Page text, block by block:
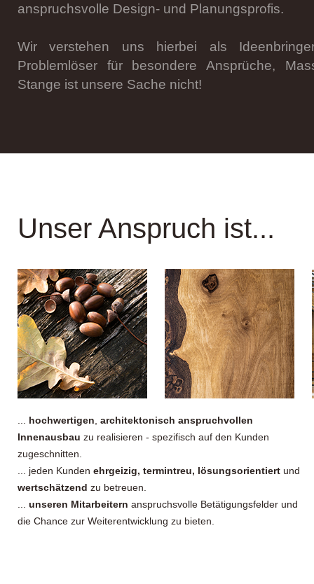
anspruchsvolle Design- und Planungsprofis.
Wir verstehen uns hierbei als
Problemlöser für besondere Ansprüche,
Stange ist unsere Sache nicht!
Unser Anspruch ist...
... hochwertigen, architektonisch anspruchvollen
Innenausbau zu realisieren - spezifisch auf den Kunden
zugeschnitten.
... jeden Kunden ehrgeizig, termintreu, lösungsorientiert und
wertschätzend zu betreuen.
... unseren Mitarbeitern anspruchsvolle Betätigungsfelder und
die Chance zur Weiterentwicklung zu bieten.